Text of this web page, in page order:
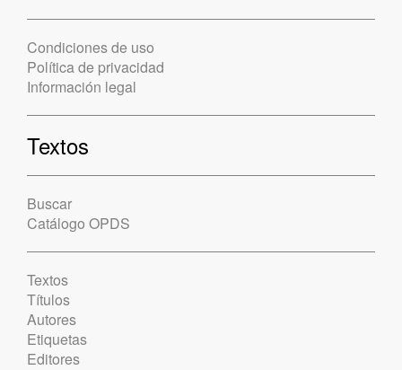
Condiciones de uso
Política de privacidad
Información legal
Textos
Buscar
Catálogo OPDS
Textos
Títulos
Autores
Etiquetas
Editores